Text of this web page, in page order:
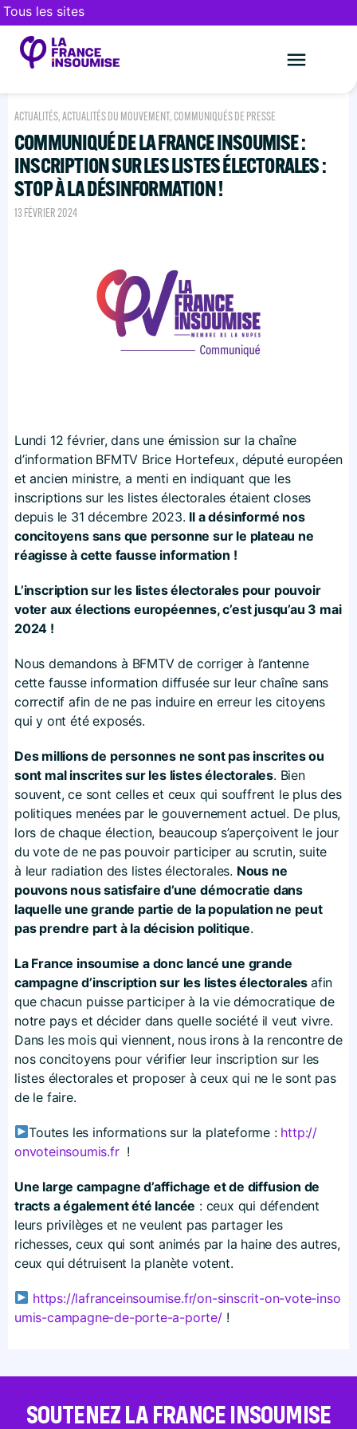
Tous les sites
ACTUALITÉS,ACTUALITÉS DU MOUVEMENT, COMMUNIQUÉS DE PRESSE
COMMUNIQUÉ DE LA FRANCE INSOUMISE :
INSCRIPTION SUR LES LISTES ÉLECTORALES :
STOP À LA DÉSINFORMATION !
13 FÉVRIER 2024
Lundi 12 février, dans une émission sur la chaîne
d’information BFMTV Brice Hortefeux, député européen
et ancien ministre, a menti en indiquant que les
inscriptions sur les listes électorales étaient closes
depuis le 31 décembre 2023. Il a désinformé nos
concitoyens sans que personne sur le plateau ne
réagisse à cette fausse information !
L’inscription sur les listes électorales pour pouvoir
voter aux élections européennes, c’est jusqu’au 3 mai
2024 !
Nous demandons à BFMTV de corriger à l’antenne
cette fausse information diffusée sur leur chaîne sans
correctif afin de ne pas induire en erreur les citoyens
qui y ont été exposés.
Des millions de personnes ne sont pas inscrites ou
sont mal inscrites sur les listes électorales. Bien
souvent, ce sont celles et ceux qui souffrent le plus des
politiques menées par le gouvernement actuel. De plus,
lors de chaque élection, beaucoup s’aperçoivent le jour
du vote de ne pas pouvoir participer au scrutin, suite
à leur radiation des listes électorales. Nous ne
pouvons nous satisfaire d’une démocratie dans
laquelle une grande partie de la population ne peut
pas prendre part à la décision politique.
La France insoumise a donc lancé une grande
campagne d’inscription sur les listes électorales afin
que chacun puisse participer à la vie démocratique de
notre pays et décider dans quelle société il veut vivre.
Dans les mois qui viennent, nous irons à la rencontre de
nos concitoyens pour vérifier leur inscription sur les
listes électorales et proposer à ceux qui ne le sont pas
de le faire.
Toutes les informations sur la plateforme : http://​
onvoteinsoumis​.fr!
Une large campagne d’affichage et de diffusion de
tracts a également été lancée : ceux qui défendent
leurs privilèges et ne veulent pas partager les
richesses, ceux qui sont animés par la haine des autres,
ceux qui détruisent la planète votent.
https://​lafranceinsoumise​.fr/​o​n​-​s​i​n​s​c​r​i​t​-​o​n​-​v​o​t​e​-​i​n​s​o​
u​m​i​s​-​c​a​m​p​a​g​n​e​-​d​e​-​p​o​r​t​e​-​a​-​p​o​r​te/ !
SOUTENEZ LA FRANCE INSOUMISE